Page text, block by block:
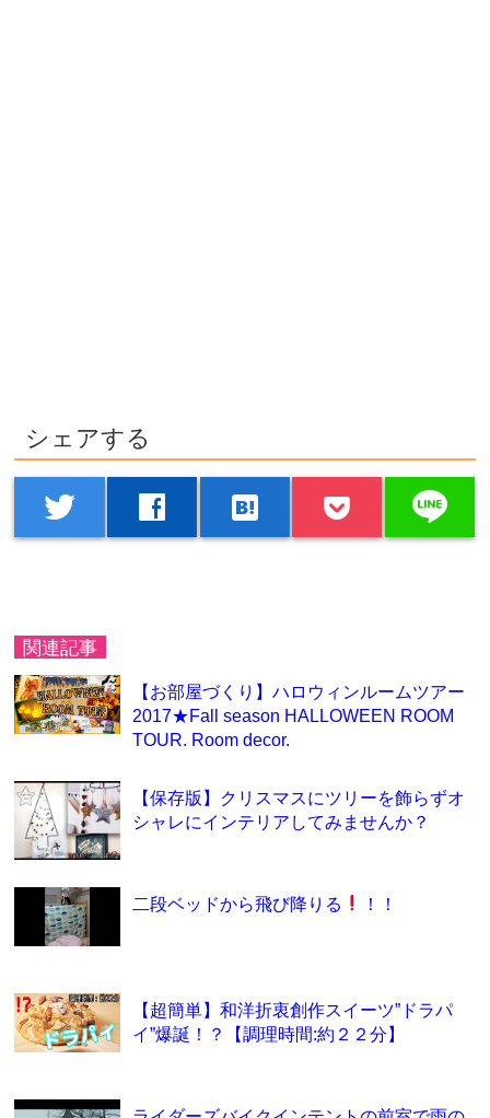
シェアする
twitter facebook hatenabookmark line
関連記事
【お部屋づくり】ハロウィンルームツアー
2017★Fall season HALLOWEEN ROOM
TOUR. Room decor.
【保存版】クリスマスにツリーを飾らずオ
シャレにインテリアしてみませんか？
二段ベッドから飛び降りる ！！
【超簡単】和洋折衷創作スイーツ”ドラパ
イ”爆誕！？【調理時間:約２２分】